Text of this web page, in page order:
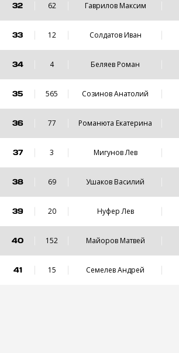
32 62 Гаврилов Максим
33 12 Солдатов Иван
34 4 Беляев Роман
35 565 Созинов Анатолий
36 77 Романюта Екатерина
37 3 Мигунов Лев
38 69 Ушаков Василий
39 20 Нуфер Лев
40 152 Майоров Матвей
41 15 Семелев Андрей